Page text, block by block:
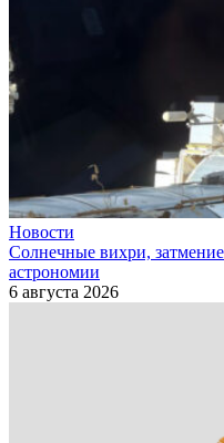
Новости
Солнечные вихри,
астрономии
6 августа 2026